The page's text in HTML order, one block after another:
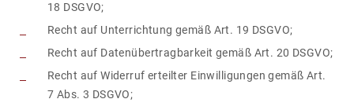
18 DSGVO;
Recht auf Unterrichtung gemäß Art. 19 DSGVO;
Recht auf Datenübertragbarkeit gemäß Art. 20 DSGVO;
Recht auf Widerruf erteilter Einwilligungen gemäß Art.
7 Abs. 3 DSGVO;